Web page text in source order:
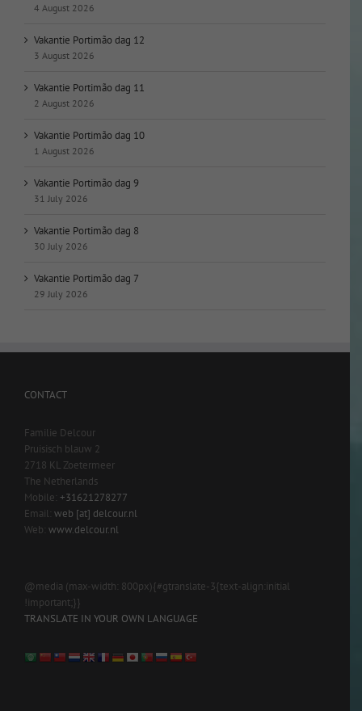
4 August 2026
Vakantie Portimão dag 12
3 August 2026
Vakantie Portimão dag 11
2 August 2026
Vakantie Portimão dag 10
1 August 2026
Vakantie Portimão dag 9
31 July 2026
Vakantie Portimão dag 8
30 July 2026
Vakantie Portimão dag 7
29 July 2026
CONTACT
Familie Delcour
Pruisisch blauw 2
2718 KL Zoetermeer
The Netherlands
Mobile: +31621278277
Email: web [at] delcour.nl
Web: www.delcour.nl
@media (max-width: 800px){#gtranslate-3{text-align:initial
!important;}}
TRANSLATE IN YOUR OWN LANGUAGE